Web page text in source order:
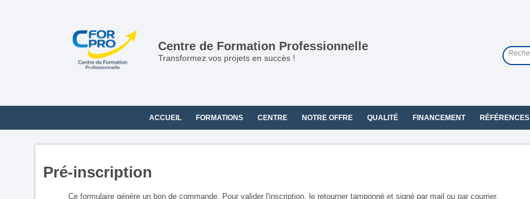
Centre de Formation Professionnelle
Transformez vos projets en succès !
ACCUEIL FORMATIONS CENTRE NOTRE OFFRE QUALITÉ FINANCEMENT RÉFÉRENCES
Pré-inscription
Ce formulaire génère un bon de commande. Pour valider l'inscription, le retourner tamponné et signé par mail ou par courrier.